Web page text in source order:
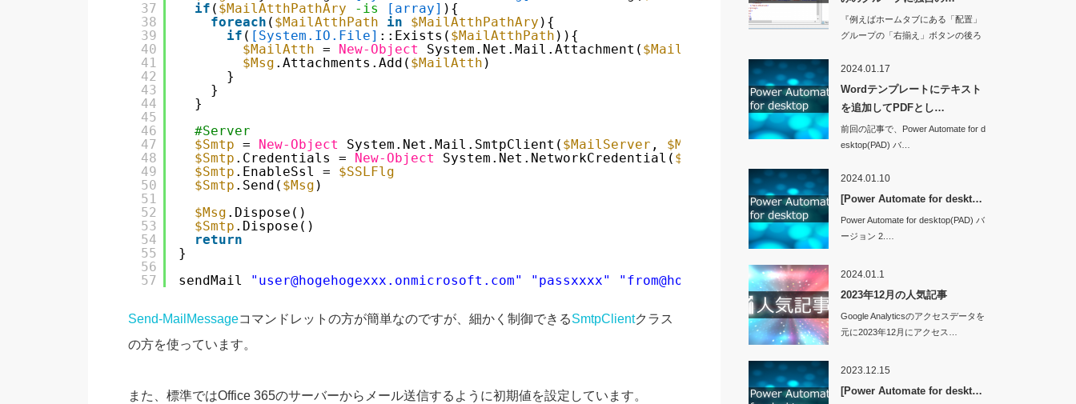
37
38
39
40
41
42
43
44
45
46
47
48
49
50
51
52
53
54
55
56
57
if ( $MailAtthPathAry -is [array] ){
foreach ( $MailAtthPath in $MailAtthPathAry ){
if ( [System.IO.File] ::Exists( $MailAtthPath )){
$MailAtth = New-Object System.Net.Mail.Attachment( $MailAtthPath
$Msg .Attachments.Add( $MailAtth )
}
}
}
#Server
$Smtp = New-Object System.Net.Mail.SmtpClient( $MailServer , $MailPort
$Smtp .Credentials = New-Object System.Net.NetworkCredential( $UserID
$Smtp .EnableSsl = $SSLFlg
$Smtp .Send( $Msg )
$Msg .Dispose()
$Smtp .Dispose()
return
}
sendMail
"user@hogehogexxx.onmicrosoft.com" "passxxxx" "from@hogehogexxx.onmicrosoft.com"
Send-MailMessageコマンドレットの方が簡単なのですが、細かく制御できるSmtpClientクラス
の方を使っています。
また、標準ではOffice 365のサーバーからメール送信するように初期値を設定しています。
『例えばホームタブにある「配置」
グループの「右揃え」ボタンの後ろ
2024.01.17
Wordテンプレートにテキスト
を追加してPDFとし…
前回の記事で、Power Automate for d
esktop(PAD) バ…
2024.01.10
[Power Automate for deskt…
Power Automate for desktop(PAD) バ
ージョン 2.…
2024.01.1
2023年12月の人気記事
Google Analyticsのアクセスデータを
元に2023年12月にアクセス…
2023.12.15
[Power Automate for deskt…